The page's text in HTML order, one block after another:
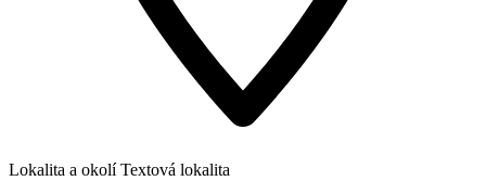
Lokalita a okolí Textová lokalita